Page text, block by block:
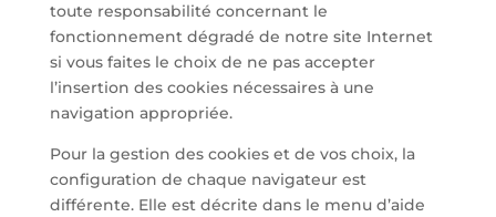
toute responsabilité concernant le
fonctionnement dégradé de notre site Internet
si vous faites le choix de ne pas accepter
l’insertion des cookies nécessaires à une
navigation appropriée.
Pour la gestion des cookies et de vos choix, la
configuration de chaque navigateur est
différente. Elle est décrite dans le menu d’aide